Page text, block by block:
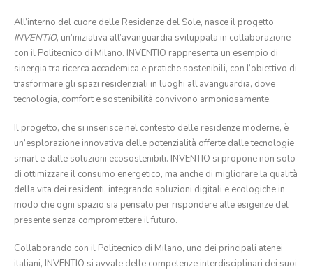
All’interno del cuore delle Residenze del Sole, nasce il progetto
INVENTIO, un’iniziativa all’avanguardia sviluppata in collaborazione
con il Politecnico di Milano. INVENTIO rappresenta un esempio di
sinergia tra ricerca accademica e pratiche sostenibili, con l’obiettivo di
trasformare gli spazi residenziali in luoghi all’avanguardia, dove
tecnologia, comfort e sostenibilità convivono armoniosamente.
Il progetto, che si inserisce nel contesto delle residenze moderne, è
un’esplorazione innovativa delle potenzialità offerte dalle tecnologie
smart e dalle soluzioni ecosostenibili. INVENTIO si propone non solo
di ottimizzare il consumo energetico, ma anche di migliorare la qualità
della vita dei residenti, integrando soluzioni digitali e ecologiche in
modo che ogni spazio sia pensato per rispondere alle esigenze del
presente senza compromettere il futuro.
Collaborando con il Politecnico di Milano, uno dei principali atenei
italiani, INVENTIO si avvale delle competenze interdisciplinari dei suoi